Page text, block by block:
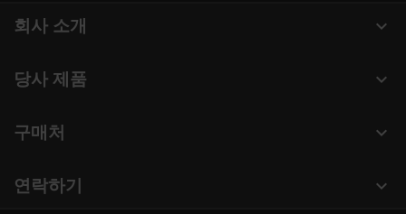
expand_more
회사 소개
의 지속 가능성
새 소식 및 보도자료
expand_more
당사 제품
회의실 카메라
expand_more
구매처
expand_more
연락하기